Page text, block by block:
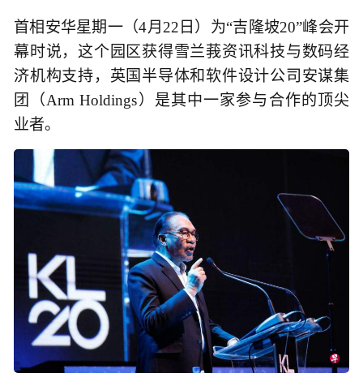
首相安华星期一（4月22日）为“吉隆坡20”峰会开
幕时说，这个园区获得雪兰莪资讯科技与数码经
济机构支持，英国半导体和软件设计公司安谋集
团（Arm Holdings）是其中一家参与合作的顶尖
业者。